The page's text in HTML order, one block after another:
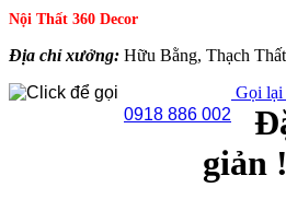
Nội Thất 360 Decor
Địa chỉ xưởng: Hữu Bằng, Thạch
0918 886 002
Gọi lại
giản !